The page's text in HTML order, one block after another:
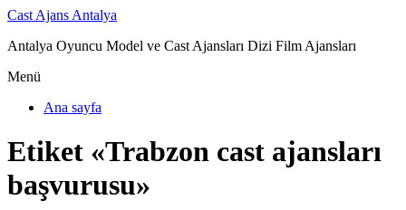
Cast Ajans Antalya
Antalya Oyuncu Model ve Cast Ajansları Dizi Film Ajansları
Menü
Ana sayfa
Etiket «Trabzon cast ajansları
başvurusu»